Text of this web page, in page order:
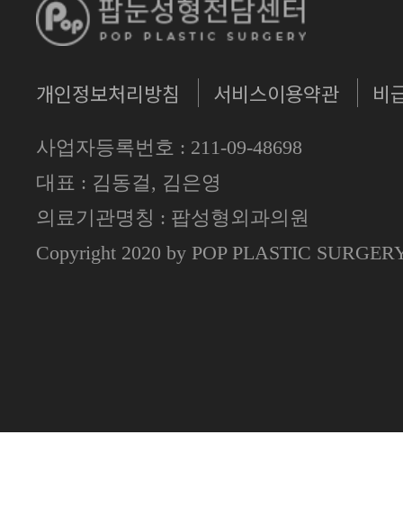
개인정보처리방침 서비스이용약관 비
사업자등록번호 : 211-09-48698
대표 : 김동걸, 김은영
의료기관명칭 : 팝성형외과의원
Copyright 2020 by POP PLASTIC